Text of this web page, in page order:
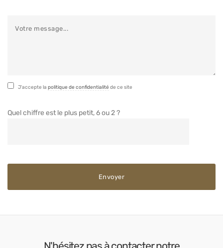
J'accepte lapolitique de confidentialité de ce site
Quel chiffre est le plus petit, 6 ou 2 ?